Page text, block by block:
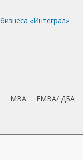
MBA
EMBA/ ДБA